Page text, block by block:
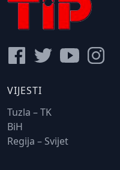
VIJESTI
Tuzla – TK
BiH
Regija – Svijet